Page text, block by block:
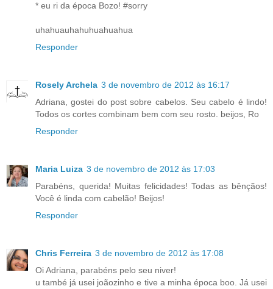
* eu ri da época Bozo! #sorry
uhahuauhahuhuahuahua
Responder
Rosely Archela 3 de novembro de 2012 às 16:17
Adriana, gostei do post sobre cabelos. Seu cabelo é lindo!
Todos os cortes combinam bem com seu rosto. beijos, Ro
Responder
Maria Luiza 3 de novembro de 2012 às 17:03
Parabéns, querida! Muitas felicidades! Todas as bênçãos!
Você é linda com cabelão! Beijos!
Responder
Chris Ferreira 3 de novembro de 2012 às 17:08
Oi Adriana, parabéns pelo seu niver!
u també já usei joãozinho e tive a minha época boo. Já usei